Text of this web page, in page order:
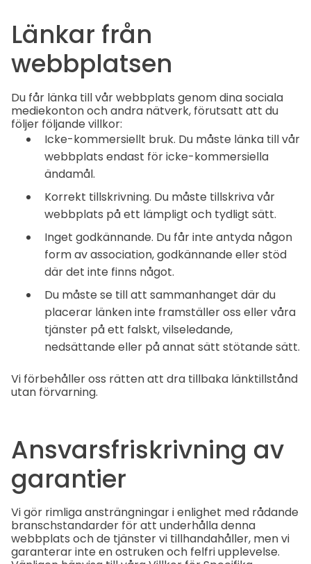
Länkar från
webbplatsen
Du får länka till vår webbplats genom dina sociala
mediekonton och andra nätverk, förutsatt att du
följer följande villkor:
Icke-kommersiellt bruk. Du måste länka till vår
webbplats endast för icke-kommersiella
ändamål.
Korrekt tillskrivning. Du måste tillskriva vår
webbplats på ett lämpligt och tydligt sätt.
Inget godkännande. Du får inte antyda någon
form av association, godkännande eller stöd
där det inte finns något.
Du måste se till att sammanhanget där du
placerar länken inte framställer oss eller våra
tjänster på ett falskt, vilseledande,
nedsättande eller på annat sätt stötande sätt.
Vi förbehåller oss rätten att dra tillbaka länktillstånd
utan förvarning.
Ansvarsfriskrivning av
garantier
Vi gör rimliga ansträngningar i enlighet med rådande
branschstandarder för att underhålla denna
webbplats och de tjänster vi tillhandahåller, men vi
garanterar inte en ostruken och felfri upplevelse.